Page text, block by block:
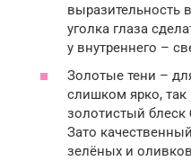
выразительность
уголка глаза
у внутреннего –
Золотые тени –
слишком ярко, так
золотистый блеск
Зато
зелёных и